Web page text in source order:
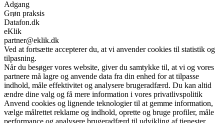
Adgang
Grøn praksis
Datafon.dk
eKlik
partner@eklik.dk
Ved at fortsætte accepterer du, at vi anvender cookies til statistik og
tilpasning.
Når du besøger vores website, giver du samtykke til, at vi og vores
partnere må lagre og anvende data fra din enhed for at tilpasse
indhold, måle effektivitet og analysere brugeradfærd. Du kan altid
ændre dine valg og få mere information i vores privatlivspolitik
Anvend cookies og lignende teknologier til at gemme information,
vælge målrettet reklame og indhold, oprette og bruge profiler, måle
performance og analysere brugeradfærd til udvikling af tjenester